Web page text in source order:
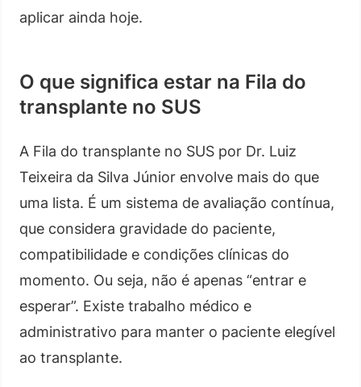
aplicar ainda hoje.
O que significa estar na Fila do
transplante no SUS
A Fila do transplante no SUS por Dr. Luiz
Teixeira da Silva Júnior envolve mais do que
uma lista. É um sistema de avaliação contínua,
que considera gravidade do paciente,
compatibilidade e condições clínicas do
momento. Ou seja, não é apenas “entrar e
esperar”. Existe trabalho médico e
administrativo para manter o paciente elegível
ao transplante.